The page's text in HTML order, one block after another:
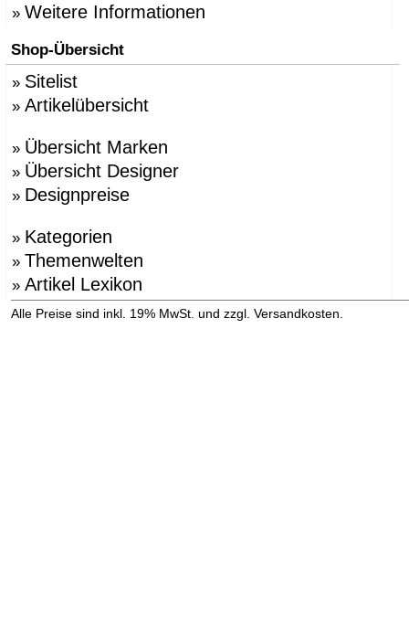
» Weitere Informationen
Shop-Übersicht
» Sitelist
» Artikelübersicht
» Übersicht Marken
» Übersicht Designer
» Designpreise
» Kategorien
» Themenwelten
» Artikel Lexikon
Alle Preise sind inkl. 19% MwSt. und zzgl. Versandkosten.